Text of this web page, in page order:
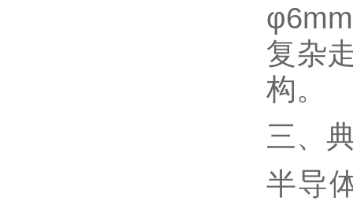
复杂
构。
三、
半导